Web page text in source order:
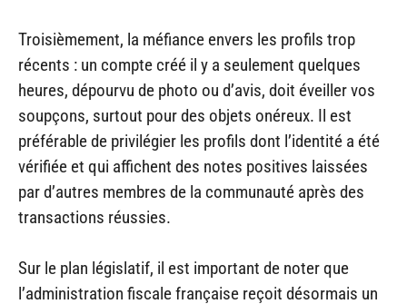
Troisièmement, la méfiance envers les profils trop
récents : un compte créé il y a seulement quelques
heures, dépourvu de photo ou d’avis, doit éveiller vos
soupçons, surtout pour des objets onéreux. Il est
préférable de privilégier les profils dont l’identité a été
vérifiée et qui affichent des notes positives laissées
par d’autres membres de la communauté après des
transactions réussies.
Sur le plan législatif, il est important de noter que
l’administration fiscale française reçoit désormais un